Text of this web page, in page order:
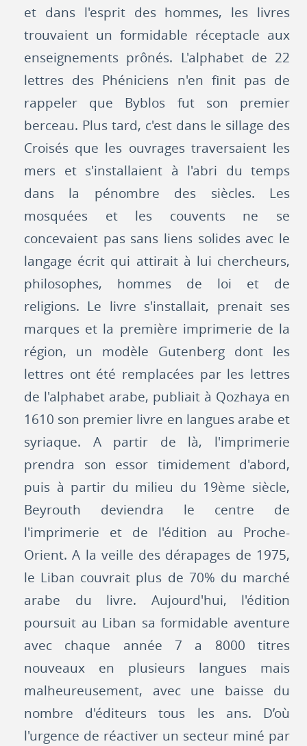
et dans l'esprit des hommes, les livres
trouvaient un formidable réceptacle aux
enseignements prônés. L'alphabet de 22
lettres des Phéniciens n'en finit pas de
rappeler que Byblos fut son premier
berceau. Plus tard, c'est dans le sillage des
Croisés que les ouvrages traversaient les
mers et s'installaient à l'abri du temps
dans la pénombre des siècles. Les
mosquées et les couvents ne se
concevaient pas sans liens solides avec le
langage écrit qui attirait à lui chercheurs,
philosophes, hommes de loi et de
religions. Le livre s'installait, prenait ses
marques et la première imprimerie de la
région, un modèle Gutenberg dont les
lettres ont été remplacées par les lettres
de l'alphabet arabe, publiait à Qozhaya en
1610 son premier livre en langues arabe et
syriaque. A partir de là, l'imprimerie
prendra son essor timidement d'abord,
puis à partir du milieu du 19ème siècle,
Beyrouth deviendra le centre de
l'imprimerie et de l'édition au Proche-
Orient. A la veille des dérapages de 1975,
le Liban couvrait plus de 70% du marché
arabe du livre. Aujourd'hui, l'édition
poursuit au Liban sa formidable aventure
avec chaque année 7 a 8000 titres
nouveaux en plusieurs langues mais
malheureusement, avec une baisse du
nombre d'éditeurs tous les ans. D’où
l'urgence de réactiver un secteur miné par